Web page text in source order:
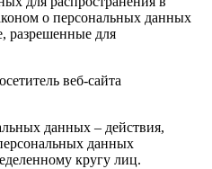
о персональных данных
разрешенные для
веб-сайта
данных – действия,
данных
кругу лиц.